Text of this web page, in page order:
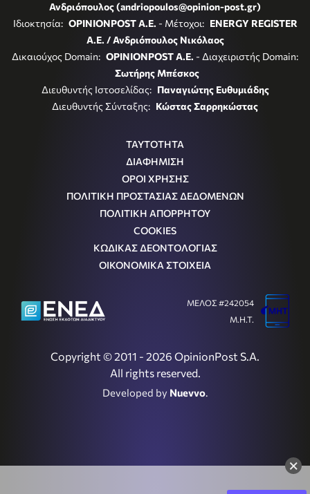
×
Ανδριόπουλος (andriopoulos@opinion-post.gr)
Ιδιοκτησία: OPINIONPOST A.E. - Μέτοχοι: ENERGY REGISTER
Α.Ε. / Ανδριόπουλος Νικόλαος
Δικαιούχος Domain: OPINIONPOST A.E. - Διαχειριστής Domain:
Σωτήρης Μπέσκος
Διευθυντής Ιστοσελίδας: Παναγιώτης Ευθυμιάδης
Διευθυντής Σύνταξης: Κώστας Σαρρηκώστας
ΤΑΥΤΟΤΗΤΑ
ΔΙΑΦΗΜΙΣΗ
ΟΡΟΙ ΧΡΗΣΗΣ
ΠΟΛΙΤΙΚΗ ΠΡΟΣΤΑΣΙΑΣ ΔΕΔΟΜΕΝΩΝ
ΠΟΛΙΤΙΚΗ ΑΠΟΡΡΗΤΟΥ
COOKIES
ΚΩΔΙΚΑΣ ΔΕΟΝΤΟΛΟΓΙΑΣ
ΟΙΚΟΝΟΜΙΚΑ ΣΤΟΙΧΕΙΑ
Copyright © 2011 - 2026 OpinionPost S.A.
All rights reserved.
Developed by Nuevvo.
ΜΕΛΟΣ #242054
Μ.Η.Τ.